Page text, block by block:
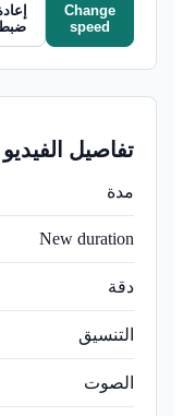
Change
إعادة
ضبط
تفاصيل الفيديو
New duration
التنسيق